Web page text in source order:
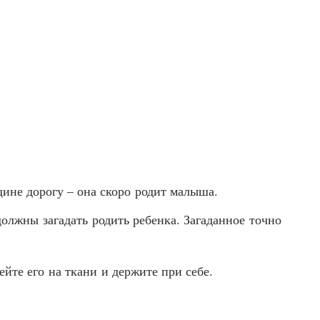
дорогу – она скоро родит малыша.
загадать родить ребенка. Загаданное точно
его на ткани и держите при себе.